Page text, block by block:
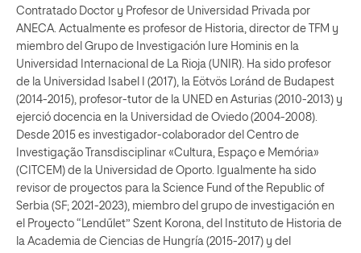
Contratado Doctor y Profesor de Universidad Privada por
ANECA. Actualmente es profesor de Historia, director de TFM y
miembro del Grupo de Investigación Iure Hominis en la
Universidad Internacional de La Rioja (UNIR). Ha sido profesor
de la Universidad Isabel I (2017), la Eötvös Loránd de Budapest
(2014-2015), profesor-tutor de la UNED en Asturias (2010-2013) y
ejerció docencia en la Universidad de Oviedo (2004-2008).
Desde 2015 es investigador-colaborador del Centro de
Investigação Transdisciplinar «Cultura, Espaço e Memória»
(CITCEM) de la Universidad de Oporto. Igualmente ha sido
revisor de proyectos para la Science Fund of the Republic of
Serbia (SF; 2021-2023), miembro del grupo de investigación en
el Proyecto “Lendűlet” Szent Korona, del Instituto de Historia de
la Academia de Ciencias de Hungría (2015-2017) y del